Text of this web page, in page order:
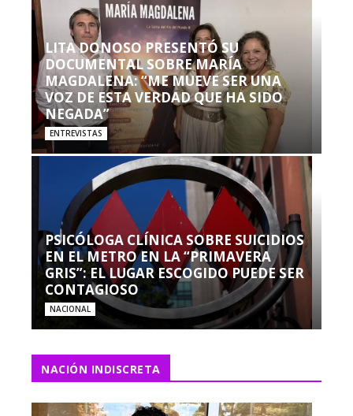
LITA DONOSO PRESENTÓ SU
DOCUMENTAL SOBRE MARÍA
MAGDALENA: “ME MUEVE SER UNA
VOZ DE ESTA VERDAD QUE HA SIDO
NEGADA”
ENTREVISTAS
PSICÓLOGA CLÍNICA SOBRE SUICIDIOS
EN EL METRO EN LA “PRIMAVERA
GRIS”: EL LUGAR ESCOGIDO PUEDE SER
CONTAGIOSO
NACIONAL
NACIÓN INDISCRETA